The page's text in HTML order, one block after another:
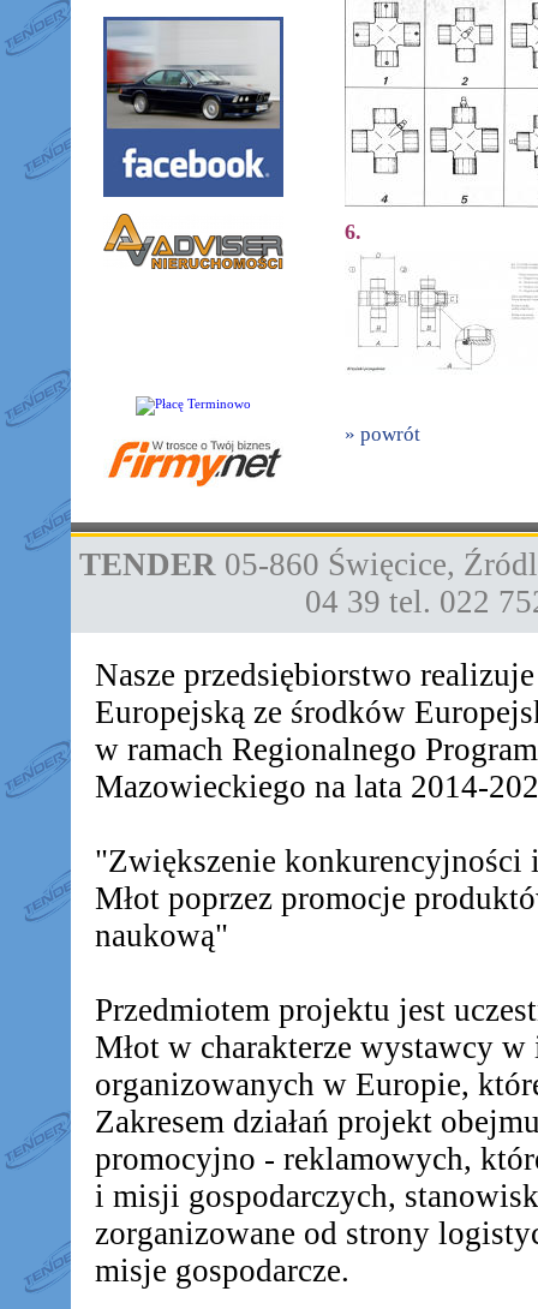
6.
» powrót
TENDER 05-860 Święcice,
04 39 tel. 022
Nasze przedsiębiorstwo
Europejską ze środków
w ramach Regionalnego
Mazowieckiego na lata 2014-
"Zwiększenie
Młot poprzez promocje
naukową"
Przedmiotem projektu jest
Młot w charakterze wystawcy
organizowanych w Europie,
Zakresem działań projekt
promocyjno - reklamowych,
i misji gospodarczych,
zorganizowane od strony
misje gospodarcze.